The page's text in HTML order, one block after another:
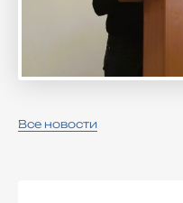
Все новости